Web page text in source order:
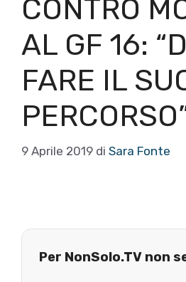
CONTRO
AL GF 16:
FARE IL
9 Aprile 2019 di Sara Fonte
Per NonSolo.TV non